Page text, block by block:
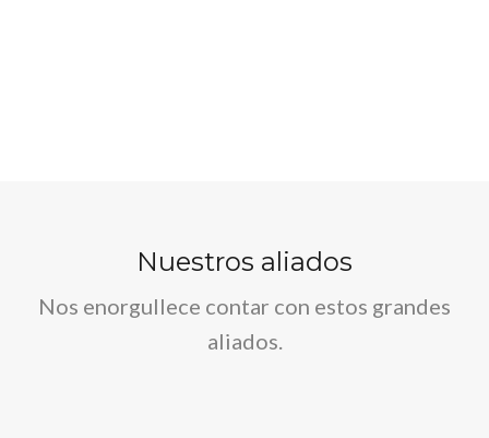
Nuestros aliados
Nos enorgullece contar con estos grandes
aliados.